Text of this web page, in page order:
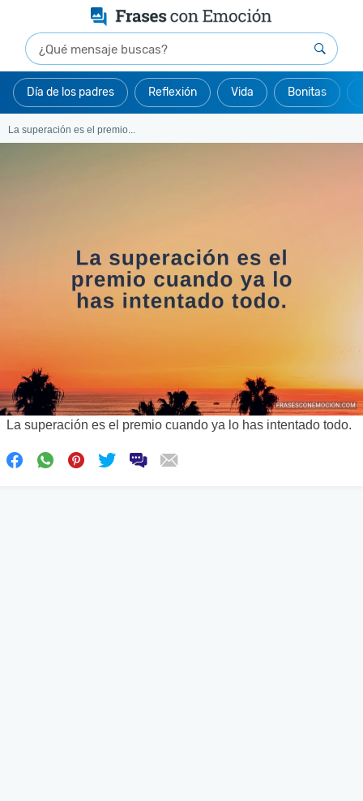
Día de los padres Reflexión Vida Bonitas
La superación es el premio...
La superación es el premio cuando ya lo has intentado todo.